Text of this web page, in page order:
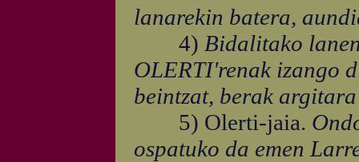
lanarekin batera,
4) Bidalitako
OLERTI'renak izango
beintzat, berak
5) Olerti-jaia.
ospatuko da emen